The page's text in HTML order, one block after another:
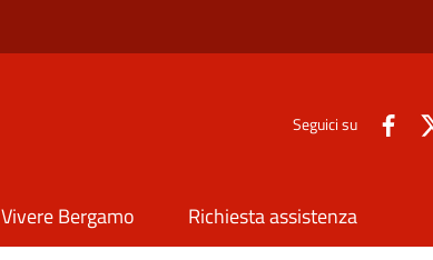
Seguici su
Vivere Bergamo Richiesta assistenza